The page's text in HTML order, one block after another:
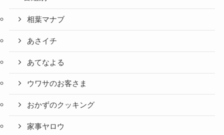
相葉マナブ
あさイチ
あてなよる
ウワサのお客さま
おかずのクッキング
家事ヤロウ